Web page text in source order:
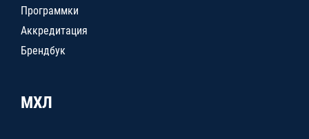
Программки
Аккредитация
Брендбук
МХЛ